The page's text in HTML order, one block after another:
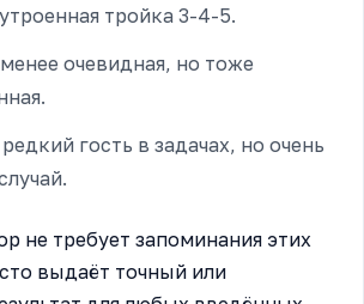
тройка 3-4-5.
очевидная, но тоже
гость в задачах, но очень
не требует запоминания этих
выдаёт точный или